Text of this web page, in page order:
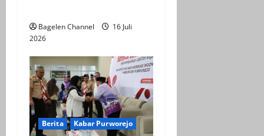
Bagelen Channel
16 Juli
2026
Berita Kabar Purworejo